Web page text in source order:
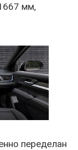
мм,
переделан